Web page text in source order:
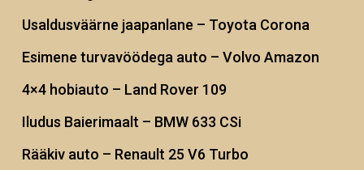
Usaldusväärne jaapanlane – Toyota Corona
Esimene turvavöödega auto – Volvo Amazon
4×4 hobiauto – Land Rover 109
Iludus Baierimaalt – BMW 633 CSi
Rääkiv auto – Renault 25 V6 Turbo